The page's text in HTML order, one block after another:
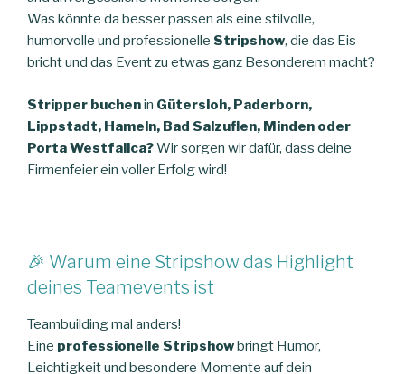
Was könnte da besser passen als eine stilvolle,
humorvolle und professionelle Stripshow, die das Eis
bricht und das Event zu etwas ganz Besonderem macht?
Stripper buchenin Gütersloh, Paderborn,
Lippstadt, Hameln, Bad Salzuflen, Minden oder
Porta Westfalica?Wir sorgen wir dafür, dass deine
Firmenfeier ein voller Erfolg wird!
🎉 Warum eine Stripshow das Highlight
deines Teamevents ist
Teambuilding mal anders!
Eine professionelle Stripshowbringt Humor,
Leichtigkeit und besondere Momente auf dein